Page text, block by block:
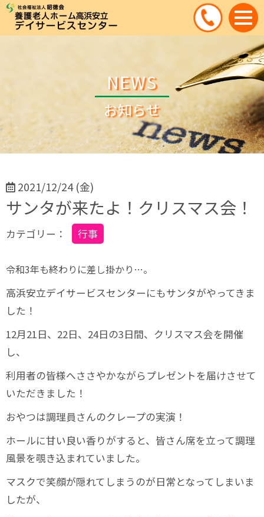
NEWS
お知らせ
2021/12/24 (金)
サンタが来たよ！クリスマス会！
カテゴリー： 行事
令和3年も終わりに差し掛かり…。
高浜安立デイサービスセンターにもサンタがやってきま
した！
12月21日、22日、24日の3日間、クリスマス会を開催
し、
利用者の皆様へささやかながらプレゼントを届けさせて
いただきました！
おやつは調理員さんのクレープの実演！
ホールに甘い良い香りがすると、皆さん席を立って調理
風景を覗き込まれていました。
マスクで笑顔が隠れてしまうのが日常となってしまいま
したが、